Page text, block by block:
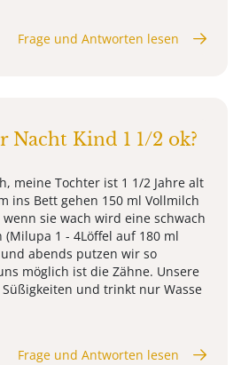
Frage und Antworten lesen
Kind 1 1/2 ok?
meine Tochter ist 1 1/2 Jahre alt
ins Bett gehen 150 ml Vollmilch
sie wach wird eine schwach
1 - 4Löffel auf 180 ml
abends putzen wir so
möglich ist die Zähne. Unsere
und trinkt nur Wasse
Frage und Antworten lesen